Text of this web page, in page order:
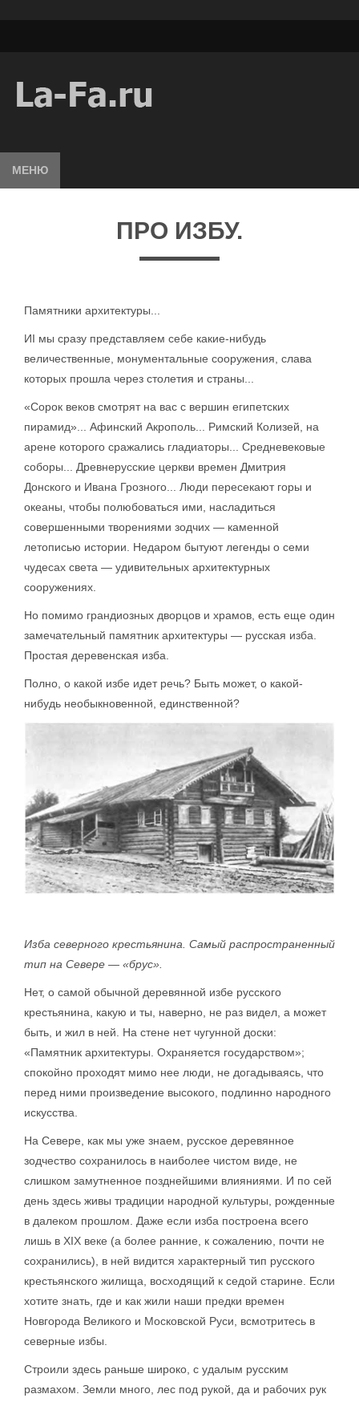
МЕНЮ
ПРО ИЗБУ.
Памятники архитектуры...
ИI мы сразу представляем себе какие-нибудь
величественные, монументальные сооружения, слава
которых прошла через столетия и страны...
«Сорок веков смотрят на вас с вершин египетских
пирамид»... Афинский Акрополь... Римский Колизей, на
арене которого сражались гладиаторы... Средневековые
соборы... Древнерусские церкви времен Дмитрия
Донского и Ивана Грозного... Люди пересекают горы и
океаны, чтобы полюбоваться ими, насладиться
совершенными творениями зодчих — каменной
летописью истории. Недаром бытуют легенды о семи
чудесах света — удивительных архитектурных
сооружениях.
Но помимо грандиозных дворцов и храмов, есть еще один
замечательный памятник архитектуры — русская изба.
Простая деревенская изба.
Полно, о какой избе идет речь? Быть может, о какой-
нибудь необыкновенной, единственной?
Изба северного крестьянина. Самый распространенный
тип на Севере — «брус».
Нет, о самой обычной деревянной избе русского
крестьянина, какую и ты, наверно, не раз видел, а может
быть, и жил в ней. На стене нет чугунной доски:
«Памятник архитектуры. Охраняется государством»;
спокойно проходят мимо нее люди, не догадываясь, что
перед ними произведение высокого, подлинно народного
искусства.
На Севере, как мы уже знаем, русское деревянное
зодчество сохранилось в наиболее чистом виде, не
слишком замутненное позднейшими влияниями. И по сей
день здесь живы традиции народной культуры, рожденные
в далеком прошлом. Даже если изба построена всего
лишь в XIX веке (а более ранние, к сожалению, почти не
сохранились), в ней видится характерный тип русского
крестьянского жилища, восходящий к седой старине. Если
хотите знать, где и как жили наши предки времен
Новгорода Великого и Московской Руси, всмотритесь в
северные избы.
Строили здесь раньше широко, с удалым русским
размахом. Земли много, лес под рукой, да и рабочих рук